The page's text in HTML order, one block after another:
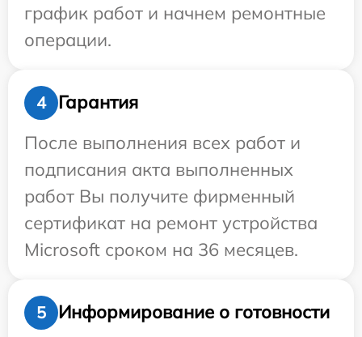
график работ и начнем ремонтные
операции.
4
Гарантия
После выполнения всех работ и
подписания акта выполненных
работ Вы получите фирменный
сертификат на ремонт устройства
Microsoft сроком на 36 месяцев.
5
Информирование о готовности